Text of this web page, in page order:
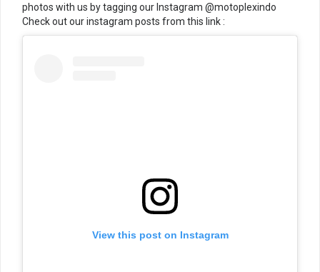
photos with us by tagging our Instagram @motoplexindo
Check out our instagram posts from this link :
View this post on Instagram